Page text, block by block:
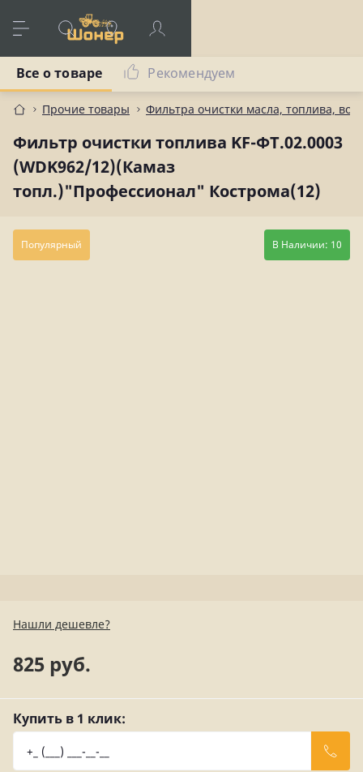
Прочие товары Фильтра очистки масла, топлива,
Фильтр очистки топлива KF-ФТ.02.0003
(WDK962/12)(Камаз
топл.)"Профессионал" Кострома(12)
Все о товаре Рекомендуем
Популярный В Наличии: 10
Нашли дешевле?
825 руб.
Купить в 1 клик: